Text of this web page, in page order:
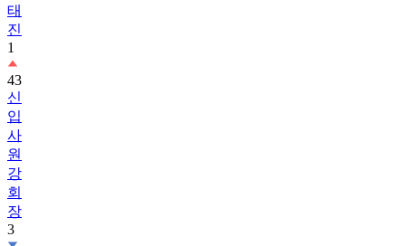
태
진
1
43
신
입
사
원
강
회
장
3